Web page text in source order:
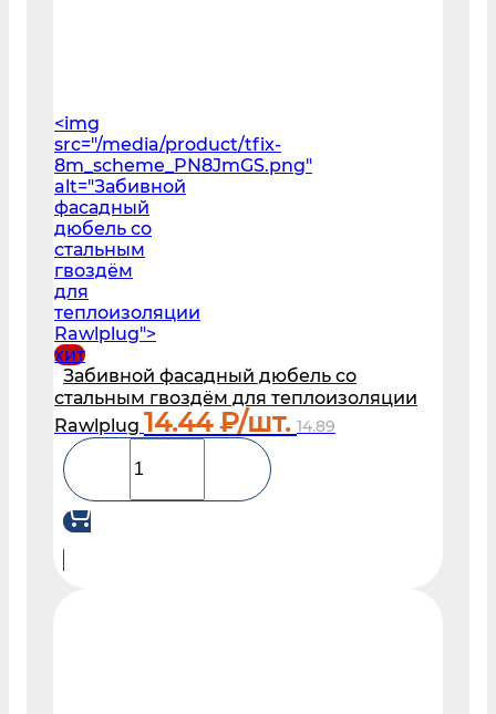
<img
src="/media/product/tfix-
8m_scheme_PN8JmGS.png"
alt="Забивной
фасадный
дюбель со
стальным
гвоздём
для
теплоизоляции
Rawlplug">
хит
Забивной фасадный дюбель со
стальным гвоздём для теплоизоляции
Rawlplug 14.44₽/шт. 14.89